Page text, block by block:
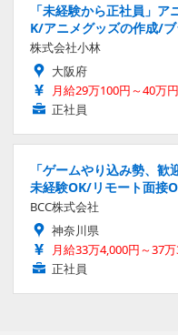
「未経験から正社員」
K/アニメグッズの作成/
株式会社小林
大阪府
月給29万100円～40万円
正社員
「ゲームやり込み勢、
未経験OK/リモート面接
BCC株式会社
神奈川県
月給33万4,000円～37
正社員